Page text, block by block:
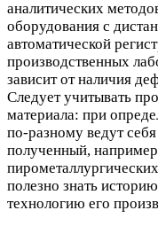
аналитических
оборудования с
автоматической
производственных
зависит от наличия
Следует учитывать
материала: при
по-разному ведут
полученный, например,
полезно знать
технологию его